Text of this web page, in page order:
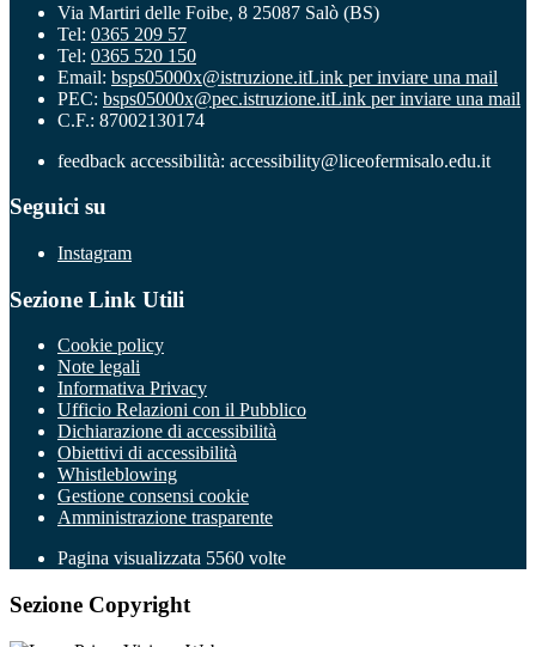
Via Martiri delle Foibe, 8 25087 Salò (BS)
Tel: 0365 209 57
Tel: 0365 520 150
Email: bsps05000x@istruzione.itLink per inviare una mail
PEC: bsps05000x@pec.istruzione.itLink per inviare una mail
C.F.: 87002130174
feedback accessibilità: accessibility@liceofermisalo.edu.it
Seguici su
Instagram
Sezione Link Utili
Cookie policy
Note legali
Informativa Privacy
Ufficio Relazioni con il Pubblico
Dichiarazione di accessibilità
Obiettivi di accessibilità
Whistleblowing
Gestione consensi cookie
Amministrazione trasparente
Pagina visualizzata 5560 volte
Sezione Copyright